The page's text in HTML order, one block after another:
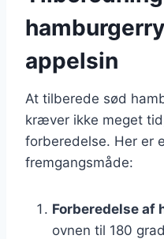
appelsin
At tilberede sød
kræver ikke meget
forberedelse. Her er
fremgangsmåde:
Forberedelse af
ovnen til 180